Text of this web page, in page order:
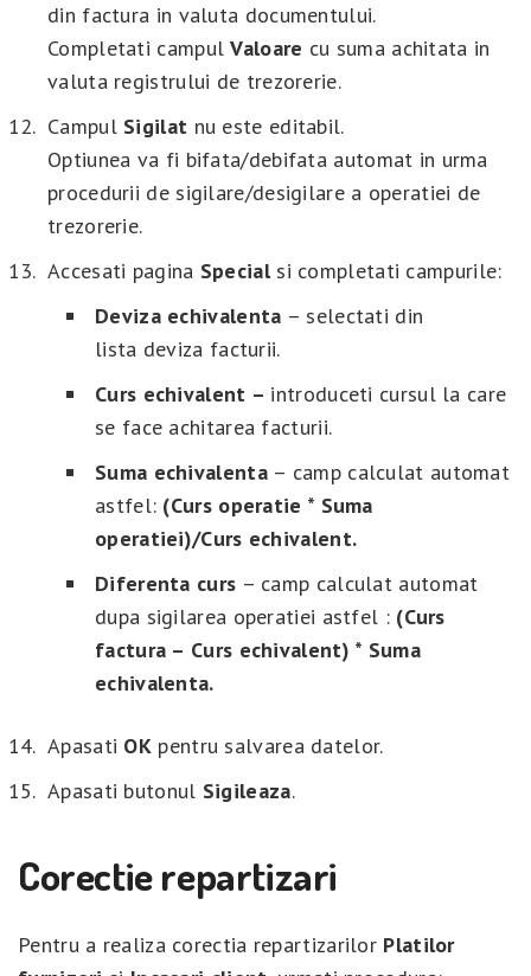
din factura in valuta documentului.
Completati campulValoare cu suma achitata in
valuta registrului de trezorerie.
Campul Sigilat nu este editabil.
Optiunea va fi bifata/debifata automat in urma
procedurii de sigilare/desigilare a operatiei de
trezorerie.
Accesati pagina Specialsi completati campurile:
Deviza echivalenta – selectati din
lista deviza facturii.
Curs echivalent – introduceti cursul la care
se face achitarea facturii.
Suma echivalenta– camp calculat automat
astfel: (Curs operatie * Suma
operatiei)/Curs echivalent.
Diferenta curs – camp calculat automat
dupa sigilarea operatiei astfel :(Curs
factura – Curs echivalent) * Suma
echivalenta.
Apasati OK pentru salvarea datelor.
Apasati butonul Sigileaza.
Corectie repartizari
Pentru a realiza corectia repartizarilor Platilor